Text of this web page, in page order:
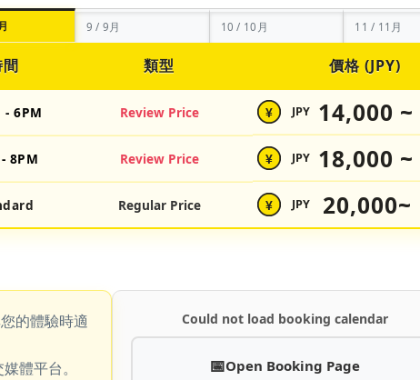
9 / 9月 10 / 10月 11 / 11月
類型 價格 (JPY)
- 6PM Review Price ¥ JPY 14,000 ~
8PM Review Price ¥ JPY 18,000 ~
Regular Price ¥ JPY 20,000~
的體驗時適
體平台。
Could not load booking calendar
Open Booking Page